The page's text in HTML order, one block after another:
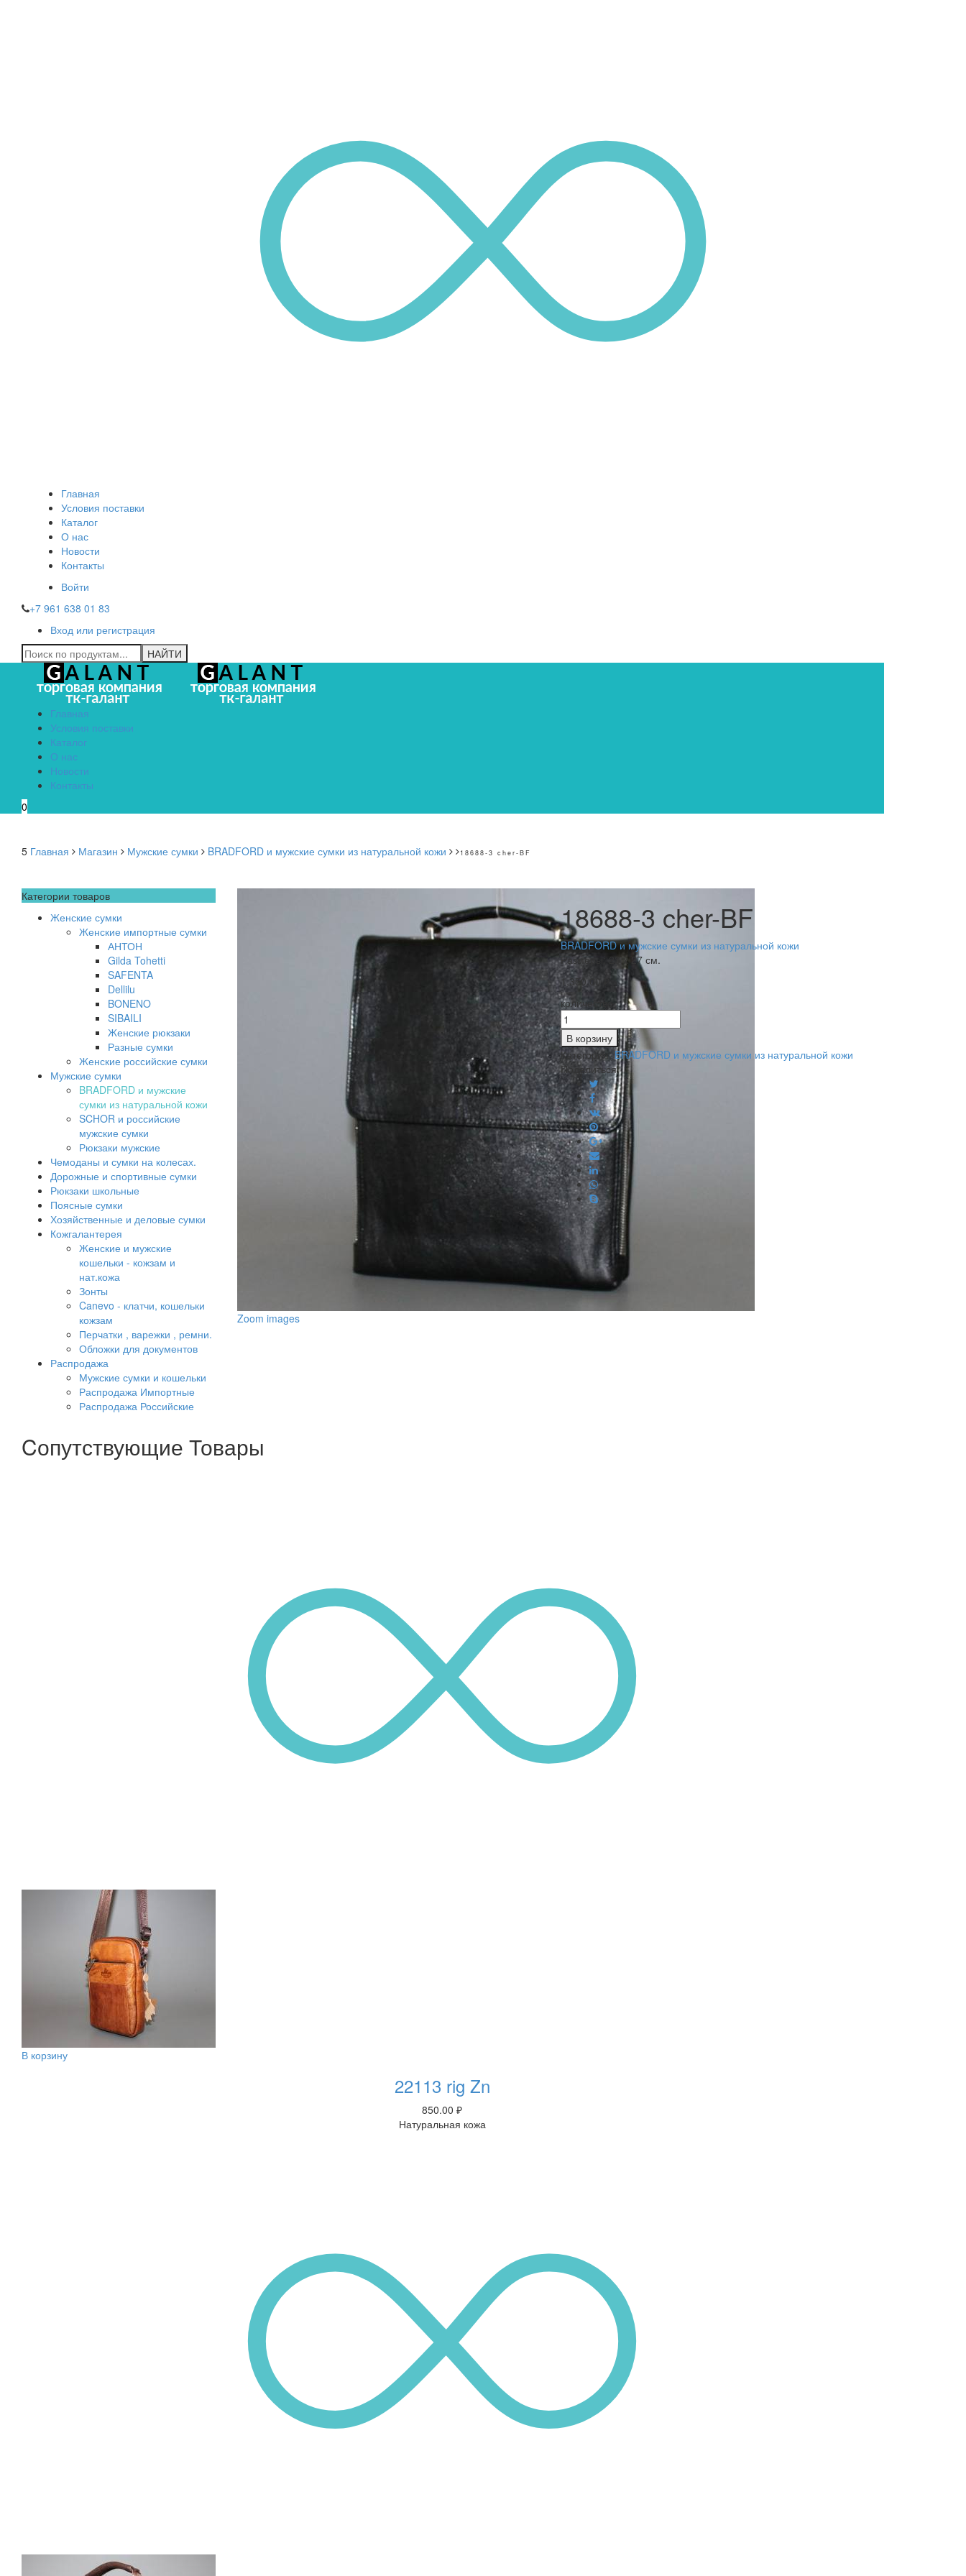
Главная
Условия поставки
Каталог
О нас
Новости
Контакты
Войти
+7 961 638 01 83
Вход или регистрация
Главная
Условия поставки
Каталог
О нас
Новости
Контакты
0
5 Главная Магазин Мужские сумки BRADFORD и мужские сумки из натуральной кожи 18688-3 cher-BF
Zoom images
18688-3 cher-BF
BRADFORD и мужские сумки из натуральной кожи
Размеры:
23 x 27 см.
1,350.00
количество
В корзину
Категория: BRADFORD и мужские сумки из натуральной кожи
Поделиться
Категории товаров
Женские сумки
Женские импортные сумки
АНТОН
Gilda Tohetti
SAFENTA
Dellilu
BONENO
SIBAILI
Женские рюкзаки
Разные сумки
Женские российские сумки
Мужские сумки
BRADFORD и мужские
сумки из натуральной кожи
SCHOR и российские
мужские сумки
Рюкзаки мужские
Чемоданы и сумки на колесах.
Дорожные и спортивные сумки
Рюкзаки школьные
Поясные сумки
Хозяйственные и деловые сумки
Кожгалантерея
Женские и мужские
кошельки - кожзам и
нат.кожа
Зонты
Canevo - клатчи, кошельки
кожзам
Перчатки , варежки , ремни.
Обложки для документов
Распродажа
Мужские сумки и кошельки
Распродажа Импортные
Распродажа Российские
Cопутствующие Товары
В корзину
22113 rig Zn
850.00 ₽
Натуральная кожа